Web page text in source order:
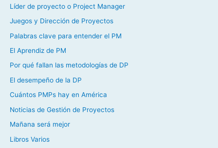
Líder de proyecto o Project Manager
Juegos y Dirección de Proyectos
Palabras clave para entender el PM
El Aprendiz de PM
Por qué fallan las metodologías de DP
El desempeño de la DP
Cuántos PMPs hay en América
Noticias de Gestión de Proyectos
Mañana será mejor
Libros Varios